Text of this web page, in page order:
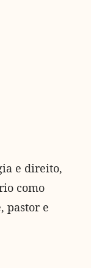
e direito,
como
pastor e